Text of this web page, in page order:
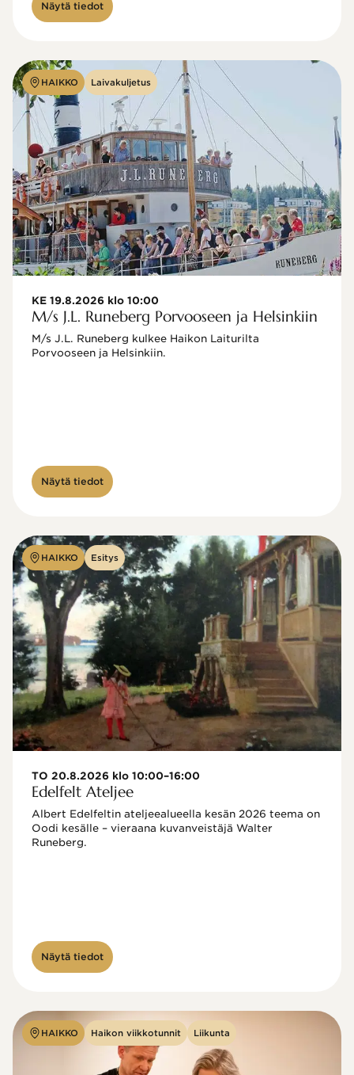
Näytä tiedot
HAIKKO Laivakuljetus
KE 19.8.2026 klo 10:00
M/s J.L. Runeberg Porvooseen ja Helsinkiin
M/s J.L. Runeberg kulkee Haikon Laiturilta
Porvooseen ja Helsinkiin.
Näytä tiedot
HAIKKO Esitys
TO 20.8.2026 klo 10:00–16:00
Edelfelt Ateljee
Albert Edelfeltin ateljeealueella kesän 2026 teema on
Oodi kesälle – vieraana kuvanveistäjä Walter
Näytä tiedot
HAIKKO Haikon viikkotunnit Liikunta